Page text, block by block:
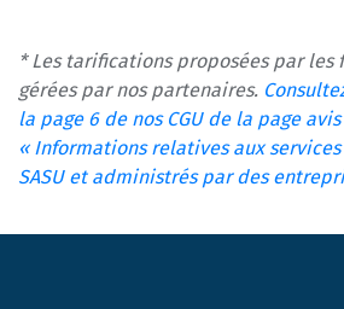
* Les tarifications proposées par les
gérées par nos partenaires.
la page 6 de nos CGU de la page
« Informations relatives aux services
SASU et administrés par des